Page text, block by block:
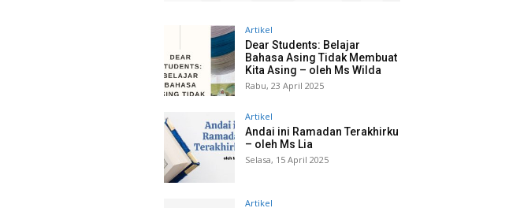
Artikel
Dear Students: Belajar
Bahasa Asing Tidak Membuat
Kita Asing – oleh Ms Wilda
Rabu, 23 April 2025
Artikel
Andai ini Ramadan Terakhirku
– oleh Ms Lia
Selasa, 15 April 2025
Artikel